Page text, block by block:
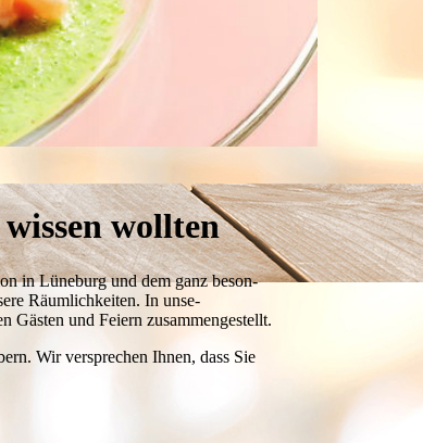
wollten
in Lüneburg und dem ganz be­son­­
Räum­lich­keiten. In un­se­
Gästen und Feiern zu­sammen­gestellt.
Wir versprechen Ihnen, dass Sie